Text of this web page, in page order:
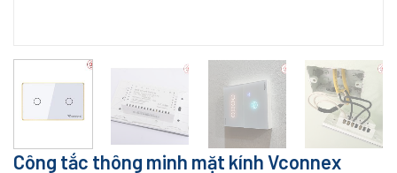
Công tắc thông minh mặt kính Vconnex